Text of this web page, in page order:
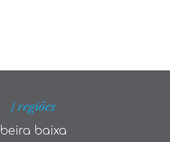
| regiões
beira baixa